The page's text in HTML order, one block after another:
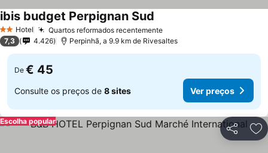
2 Estrelas
Hotel Quartos reformados recentemente
ibis budget Perpignan Sud
7,3 4.426 Perpinhã, a 9.9 km de Rivesaltes
De € 45
Consulte os preços de 8 sites Ver preços
Partilhar
Escolha popular